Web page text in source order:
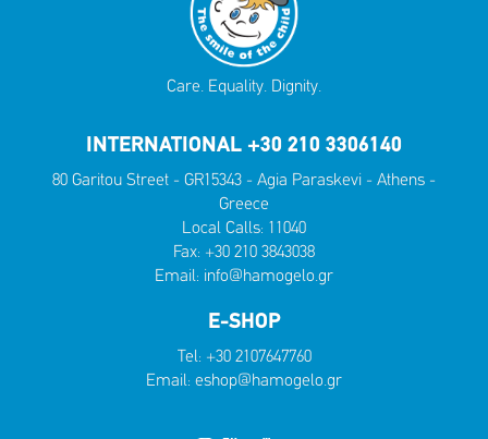
Care. Equality. Dignity.
INTERNATIONAL +30 210 3306140
80 Garitou Street - GR15343 - Agia Paraskevi - Athens -
Greece
Local Calls: 11040
Fax: +30 210 3843038
Email: info@hamogelo.gr
E-SHOP
Tel: +30 2107647760
Email: eshop@hamogelo.gr